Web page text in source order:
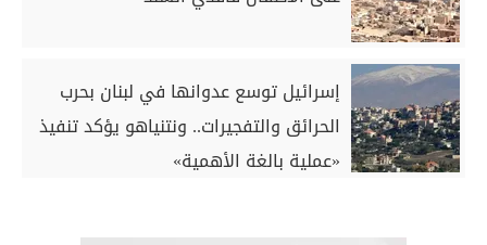
إسرائيل توسع عدوانها في لبنان بحرب
الحرائق والتفجيرات.. ونتنياهو يؤكد تنفيذ
«عملية بالغة الأهمية»